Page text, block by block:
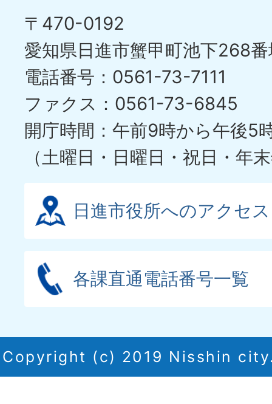
〒470-0192
愛知県日進市蟹甲町池下268
電話番号：0561-73-7111
ファクス：0561-73-6845
開庁時間：午前9時から午後5
（土曜日・日曜日・祝日・年
日進市役所へのアクセス
各課直通電話番号一覧
Copyright (c) 2019 Nisshin